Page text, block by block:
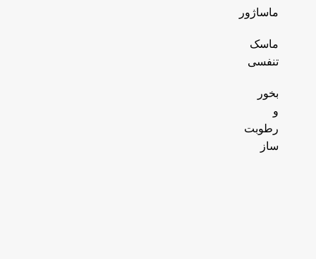
ماساژور
ماسک
تنفسی
بخور
و
رطوبت
ساز